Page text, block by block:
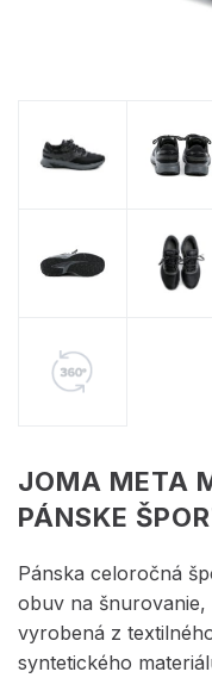
JOMA META
PÁNSKE
Pánska celoročná
obuv na šnurovanie,
vyrobená z
syntetického